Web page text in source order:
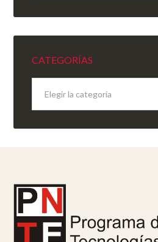
CATEGORÍAS